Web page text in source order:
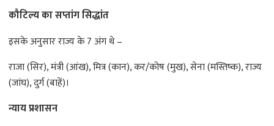
कौटिल्य का सप्तांग सिद्धांत
इसके अनुसार राज्य के 7 अंग थे –
राजा (सिर), मंत्री (आंख), मित्र (कान), कर/कोष (मुख), सेना (मस्तिष्क), राज्य
(जांघ), दुर्ग (बाहें)।
न्याय प्रशासन